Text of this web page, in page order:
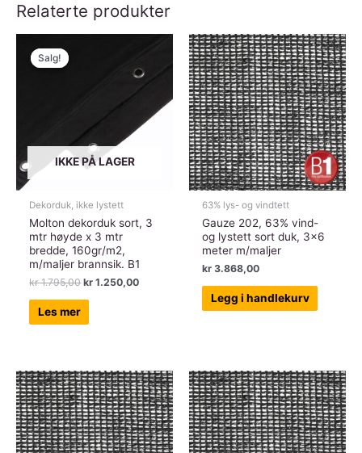
Relaterte produkter
Salg!
IKKE PÅ LAGER
Salg!
Dekorduk, ikke lystett
Molton dekorduk sort, 3
mtr høyde x 3 mtr
bredde, 160gr/m2,
m/maljer brannsik. B1
kr1.795,00Opprinnelig
kr 1.795,00.
kr 1.250,00Nåværende
Les mer
63% lys- og vindtett
Gauze 202, 63% vind-
og lystett sort duk, 3×6
meter m/maljer
kr 3.868,00
Legg i handlekurv